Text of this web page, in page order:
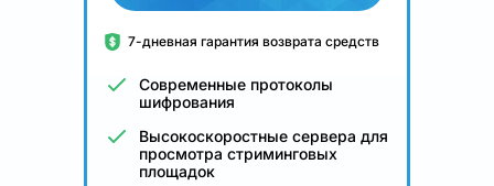
7-дневная гарантия возврата средств
Современные протоколы
шифрования
Высокоскоростные сервера для
просмотра стриминговых
площадок